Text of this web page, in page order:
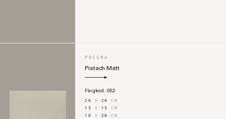
PRISMA
Pistach Matt
Färgkod: 052
20 X 20CM
15 X 15CM
10 X 20CM